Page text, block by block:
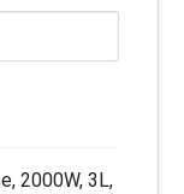
2000W, 3L,